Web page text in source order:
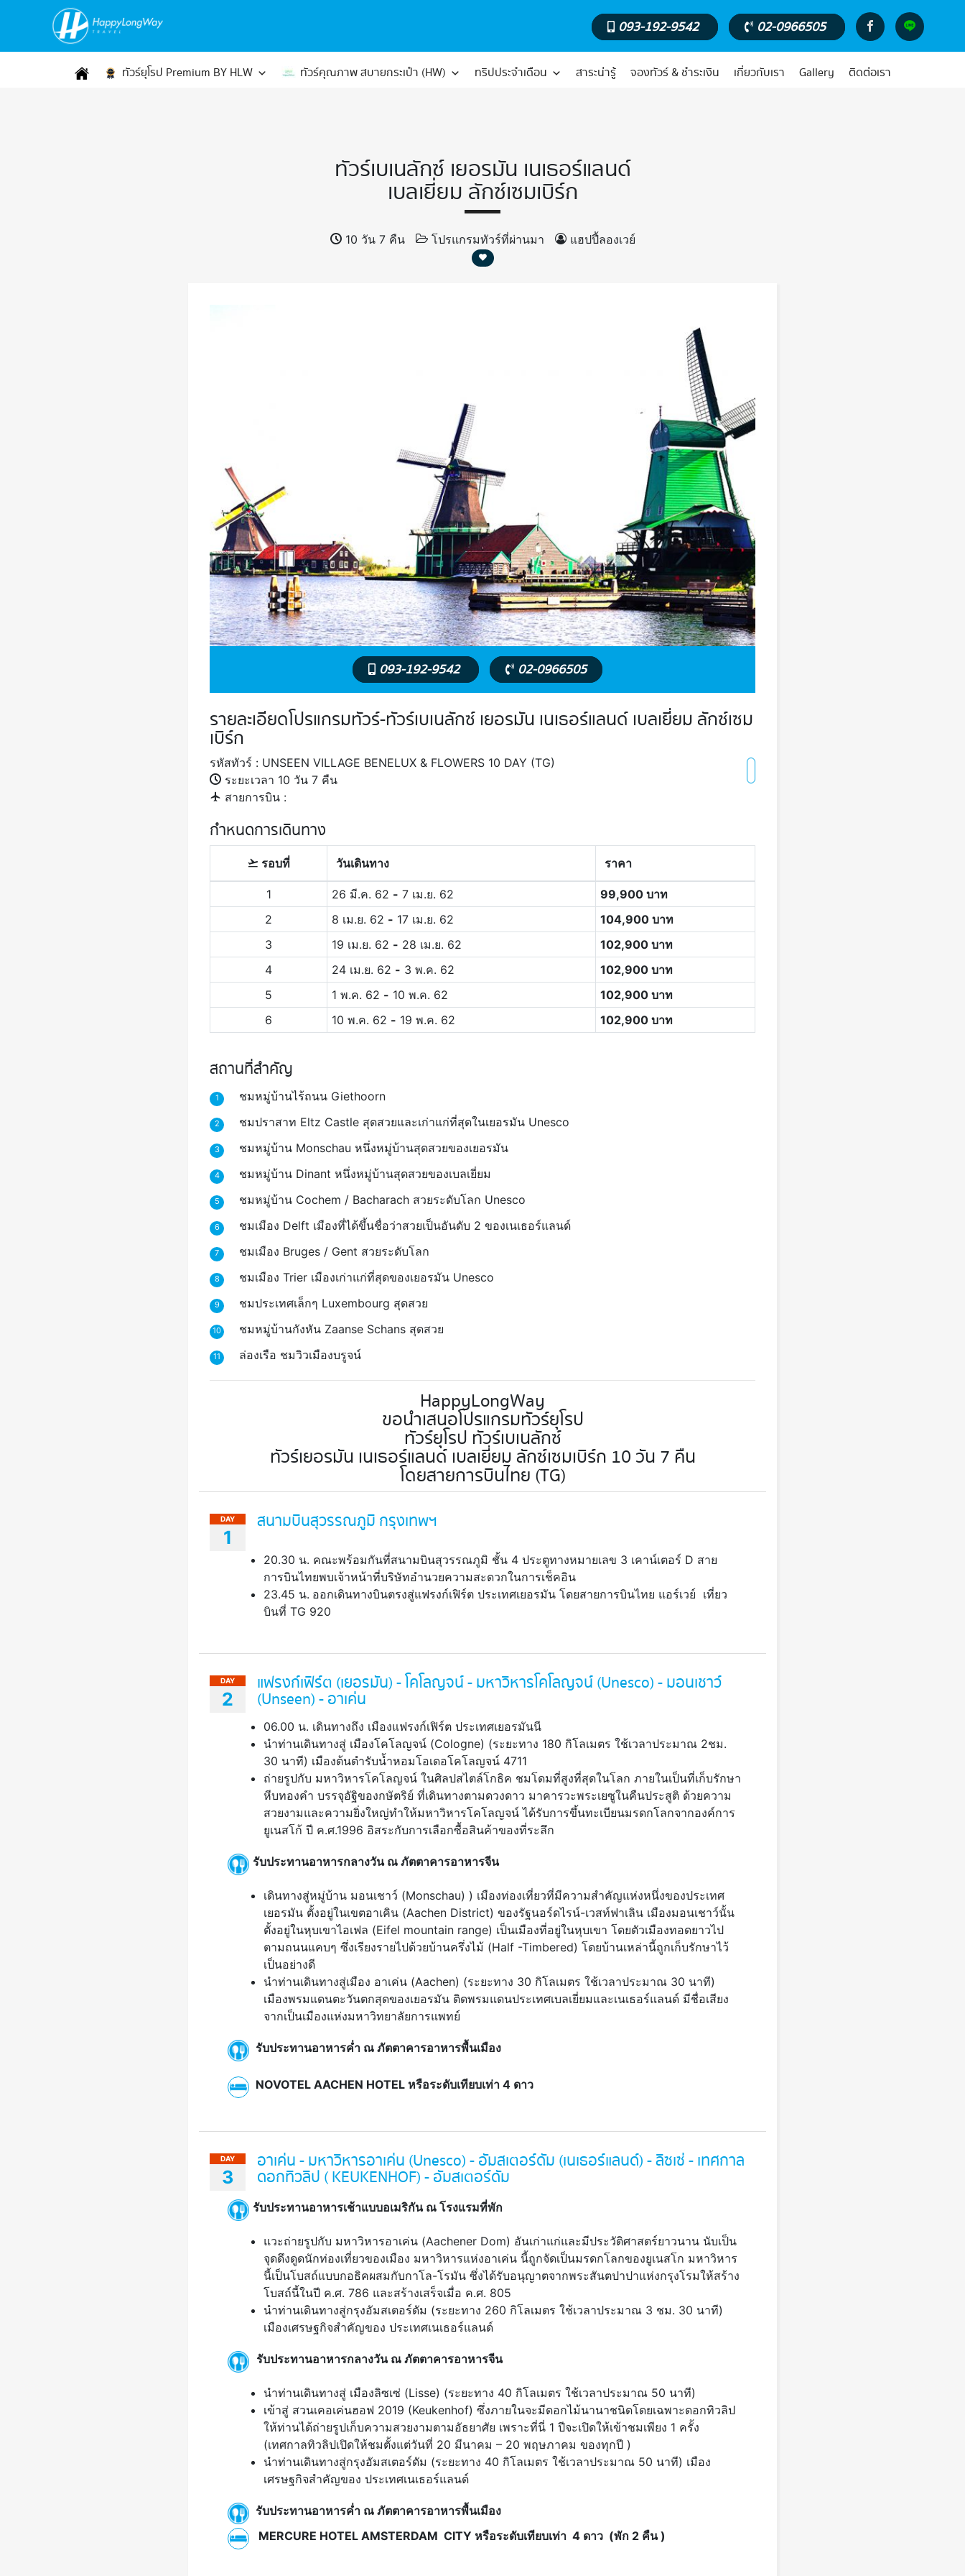
093-192-9542 02-0966505
ทัวร์ยุโรป Premium BY HLW ทัวร์คุณภาพ สบายกระเป๋า (HW) ทริปประจำเดือน สาระน่ารู้ จองทัวร์ & ชำระเงิน เกี่ยวกับเรา Gallery ติดต่อเรา
ทัวร์เบเนลักซ์ เยอรมัน เนเธอร์แลนด์
เบลเยี่ยม ลักซ์เซมเบิร์ก
10 วัน 7 คืน โปรแกรมทัวร์ที่ผ่านมา แฮปปี้ลองเวย์
093-192-9542 02-0966505
รายละเอียดโปรแกรมทัวร์-ทัวร์เบเนลักซ์ เยอรมัน เนเธอร์แลนด์ เบลเยี่ยม ลักซ์เซม
เบิร์ก
รหัสทัวร์ : UNSEEN VILLAGE BENELUX & FLOWERS 10 DAY (TG)
ระยะเวลา 10 วัน 7 คืน
สายการบิน :
กำหนดการเดินทาง
รอบที่ วันเดินทาง ราคา
1 26 มี.ค. 62 - 7 เม.ย. 62 99,900 บาท
2
8 เม.ย. 62 - 17 เม.ย. 62 104,900 บาท
3
19 เม.ย. 62 - 28 เม.ย. 62 102,900 บาท
4
24 เม.ย. 62 - 3 พ.ค. 62 102,900 บาท
5
1 พ.ค. 62 - 10 พ.ค. 62 102,900 บาท
6
10 พ.ค. 62 - 19 พ.ค. 62 102,900 บาท
สถานที่สำคัญ
1 ชมหมู่บ้านไร้ถนน Giethoorn
2 ชมปราสาท Eltz Castle สุดสวยและเก่าแก่ที่สุดในเยอรมัน Unesco
3 ชมหมู่บ้าน Monschau หนึ่งหมู่บ้านสุดสวยของเยอรมัน
4 ชมหมู่บ้าน Dinant หนึ่งหมู่บ้านสุดสวยของเบลเยี่ยม
5 ชมหมู่บ้าน Cochem / Bacharach สวยระดับโลก Unesco
6 ชมเมือง Delft เมืองที่ได้ขึ้นชื่อว่าสวยเป็นอันดับ 2 ของเนเธอร์แลนด์
7 ชมเมือง Bruges / Gent สวยระดับโลก
8 ชมเมือง Trier เมืองเก่าแก่ที่สุดของเยอรมัน Unesco
9 ชมประเทศเล็กๆ Luxembourg สุดสวย
10 ชมหมู่บ้านกังหัน Zaanse Schans สุดสวย
11 ล่องเรือ ชมวิวเมืองบรูจน์
HappyLongWay
ขอนำเสนอโปรแกรมทัวร์ยุโรป
ทัวร์ยุโรป ทัวร์เบเนลักซ์
ทัวร์เยอรมัน เนเธอร์แลนด์ เบลเยี่ยม ลักซ์เซมเบิร์ก 10 วัน 7 คืน
โดยสายการบินไทย (TG)
DAY
1
สนามบินสุวรรณภูมิ กรุงเทพฯ
20.30 น. คณะพร้อมกันที่สนามบินสุวรรณภูมิ ชั้น 4 ประตูทางหมายเลข 3 เคาน์เตอร์ D สาย
การบินไทยพบเจ้าหน้าที่บริษัทอำนวยความสะดวกในการเช็คอิน
23.45 น. ออกเดินทางบินตรงสู่แฟรงก์เฟิร์ต ประเทศเยอรมัน โดยสายการบินไทย แอร์เวย์ เที่ยว
บินที่ TG 920
DAY
2
แฟรงก์เฟิร์ต (เยอรมัน) - โคโลญจน์ - มหาวิหารโคโลญจน์ (Unesco) - มอนเชาว์
(Unseen) - อาเค่น
06.00 น. เดินทางถึง เมืองแฟรงก์เฟิร์ต ประเทศเยอรมันนี
นำท่านเดินทางสู่ เมืองโคโลญจน์ (Cologne) (ระยะทาง 180 กิโลเมตร ใช้เวลาประมาณ 2ชม.
30 นาที) เมืองต้นตำรับน้ำหอมโอเดอโคโลญจน์ 4711
ถ่ายรูปกับ มหาวิหารโคโลญจน์ ในศิลปสไตล์โกธิค ชมโดมที่สูงที่สุดในโลก ภายในเป็นที่เก็บรักษา
หีบทองคำ บรรจุอัฐิของกษัตริย์ ที่เดินทางตามดวงดาว มาคารวะพระเยซูในคืนประสูติ ด้วยความ
สวยงามและความยิ่งใหญ่ทำให้มหาวิหารโคโลญจน์ ได้รับการขึ้นทะเบียนมรดกโลกจากองค์การ
ยูเนสโก้ ปี ค.ศ.1996 อิสระกับการเลือกซื้อสินค้าของที่ระลึก
รับประทานอาหารกลางวัน ณ ภัตตาคารอาหารจีน
เดินทางสู่หมู่บ้าน มอนเชาว์ (Monschau) ) เมืองท่องเที่ยวที่มีความสำคัญแห่งหนึ่งของประเทศ
เยอรมัน ตั้งอยู่ในเขตอาเคิน (Aachen District) ของรัฐนอร์ดไรน์-เวสท์ฟาเลิน เมืองมอนเชาว์นั้น
ตั้งอยู่ในหุบเขาไอเฟล (Eifel mountain range) เป็นเมืองที่อยู่ในหุบเขา โดยตัวเมืองทอดยาวไป
ตามถนนแคบๆ ซึ่งเรียงรายไปด้วยบ้านครึ่งไม้ (Half -Timbered) โดยบ้านเหล่านี้ถูกเก็บรักษาไว้
เป็นอย่างดี
นำท่านเดินทางสู่เมือง อาเค่น (Aachen) (ระยะทาง 30 กิโลเมตร ใช้เวลาประมาณ 30 นาที)
เมืองพรมแดนตะวันตกสุดของเยอรมัน ติดพรมแดนประเทศเบลเยี่ยมและเนเธอร์แลนด์ มีชื่อเสียง
จากเป็นเมืองแห่งมหาวิทยาลัยการแพทย์
รับประทานอาหารค่ำ ณ ภัตตาคารอาหารพื้นเมือง
NOVOTEL AACHEN HOTEL หรือระดับเทียบเท่า 4 ดาว
DAY
3
อาเค่น - มหาวิหารอาเค่น (Unesco) - อัมสเตอร์ดัม (เนเธอร์แลนด์) - ลิซเซ่ - เทศกาล
ดอกทิวลิป ( KEUKENHOF) - อัมสเตอร์ดัม
รับประทานอาหารเช้าแบบอเมริกัน ณ โรงแรมที่พัก
แวะถ่ายรูปกับ มหาวิหารอาเค่น (Aachener Dom) อันเก่าแก่และมีประวัติศาสตร์ยาวนาน นับเป็น
จุดดึงดูดนักท่องเที่ยวของเมือง มหาวิหารแห่งอาเค่น นี้ถูกจัดเป็นมรดกโลกของยูเนสโก มหาวิหาร
นี้เป็นโบสถ์แบบกอธิคผสมกับกาโล-โรมัน ซึ่งได้รับอนุญาตจากพระสันตปาปาแห่งกรุงโรมให้สร้าง
โบสถ์นี้ในปี ค.ศ. 786 และสร้างเสร็จเมื่อ ค.ศ. 805
นำท่านเดินทางสู่กรุงอัมสเตอร์ดัม (ระยะทาง 260 กิโลเมตร ใช้เวลาประมาณ 3 ชม. 30 นาที)
เมืองเศรษฐกิจสำคัญของ ประเทศเนเธอร์แลนด์
รับประทานอาหารกลางวัน ณ ภัตตาคารอาหารจีน
นำท่านเดินทางสู่ เมืองลิซเซ่ (Lisse) (ระยะทาง 40 กิโลเมตร ใช้เวลาประมาณ 50 นาที)
เข้าสู่ สวนเคอเค่นฮอฟ 2019 (Keukenhof) ซึ่งภายในจะมีดอกไม้นานาชนิดโดยเฉพาะดอกทิวลิป
ให้ท่านได้ถ่ายรูปเก็บความสวยงามตามอัธยาศัย เพราะที่นี่ 1 ปีจะเปิดให้เข้าชมเพียง 1 ครั้ง
(เทศกาลทิวลิปเปิดให้ชมตั้งแต่วันที่ 20 มีนาคม – 20 พฤษภาคม ของทุกปี )
นำท่านเดินทางสู่กรุงอัมสเตอร์ดัม (ระยะทาง 40 กิโลเมตร ใช้เวลาประมาณ 50 นาที) เมือง
เศรษฐกิจสำคัญของ ประเทศเนเธอร์แลนด์
รับประทานอาหารค่ำ ณ ภัตตาคารอาหารพื้นเมือง
MERCURE HOTEL AMSTERDAM CITY หรือระดับเทียบเท่า 4 ดาว (พัก 2 คืน )